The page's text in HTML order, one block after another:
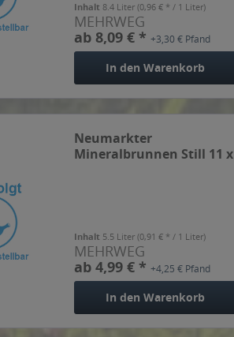
Inhalt 8.4 Liter(0,96 € * / 1 Liter)
MEHRWEG
ab 8,09 € *+3,30 € Pfand
In den Warenkorb
Neumarkter
Mineralbrunnen Still 11 x
Inhalt 5.5 Liter(0,91 € * / 1 Liter)
MEHRWEG
ab 4,99 € *+4,25 € Pfand
In den Warenkorb